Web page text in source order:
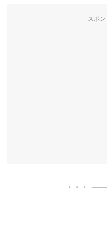
スポン